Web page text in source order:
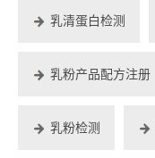
乳清蛋白检测
乳粉产品配方注册
乳粉检测